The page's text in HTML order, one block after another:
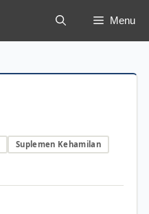
Menu
Suplemen Kehamilan